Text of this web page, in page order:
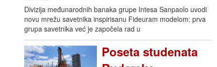
Divizija međunarodnih banaka grupe Intesa Sanpaolo uvodi
novu mrežu savetnika inspirisanu Fideuram modelom: prva
grupa savetnika već je započela rad u
Poseta studenata